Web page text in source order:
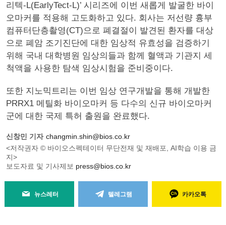
리텍-L(EarlyTect-L)’ 시리즈에 이번 새롭게 발굴한 바이
오마커를 적용해 고도화하고 있다. 회사는 저선량 흉부
컴퓨터단층촬영(CT)으로 폐결절이 발견된 환자를 대상
으로 폐암 조기진단에 대한 임상적 유효성을 검증하기
위해 국내 대학병원 임상의들과 함께 혈액과 기관지 세
척액을 사용한 탐색 임상시험을 준비중이다.
또한 지노믹트리는 이번 임상 연구개발을 통해 개발한
PRRX1 메틸화 바이오마커 등 다수의 신규 바이오마커
군에 대한 국제 특허 출원을 완료했다.
신창민 기자 changmin.shin@bios.co.kr
<저작권자 © 바이오스펙테이터 무단전재 및 재배포, AI학습 이용 금
지>
보도자료 및 기사제보 press@bios.co.kr
뉴스레터 텔레그램 카카오톡